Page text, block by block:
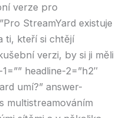
verze pro
StreamYard existuje
ti, kteří si chtějí
verzi, by si ji měli
headline-2=”h2″
umí?” answer-
multistreamováním